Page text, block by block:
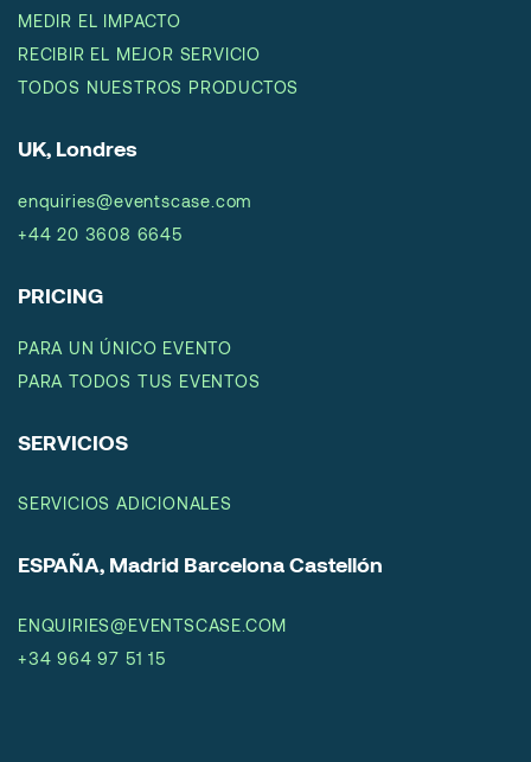
MEDIR EL IMPACTO
RECIBIR EL MEJOR SERVICIO
TODOS NUESTROS PRODUCTOS
UK, Londres
enquiries@eventscase.com
+44 20 3608 6645
PRICING
PARA UN ÚNICO EVENTO
PARA TODOS TUS EVENTOS
SERVICIOS
SERVICIOS ADICIONALES
ESPAÑA, Madrid Barcelona Castellón
ENQUIRIES@EVENTSCASE.COM
+34 964 97 51 15